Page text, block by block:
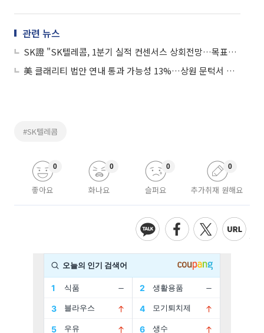
관련 뉴스
SK證 "SK텔레콤, 1분기 실적 컨센서스 상회전망…목표가↑"
美 클래리티 법안 연내 통과 가능성 13%…상원 문턱서 제동
#SK텔레콤
좋아요
0
화나요
0
슬퍼요
0
추가취재 원해요
0